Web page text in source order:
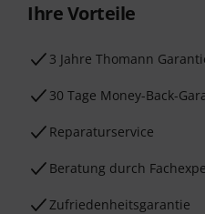
Ihre Vorteile
3 Jahre Thomann
30 Tage Money-Back-
Reparaturservice
Beratung durch
Zufriedenheitsgarantie